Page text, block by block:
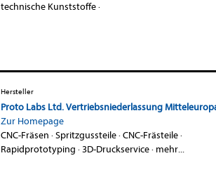
technische Kunststoffe·
Hersteller
Proto Labs Ltd. Vertriebsniederlassung
Zur Homepage
CNC-Fräsen ·Spritzgussteile·CNC-Frästeile·
Rapidprototyping ·3D-Druckservice· mehr...